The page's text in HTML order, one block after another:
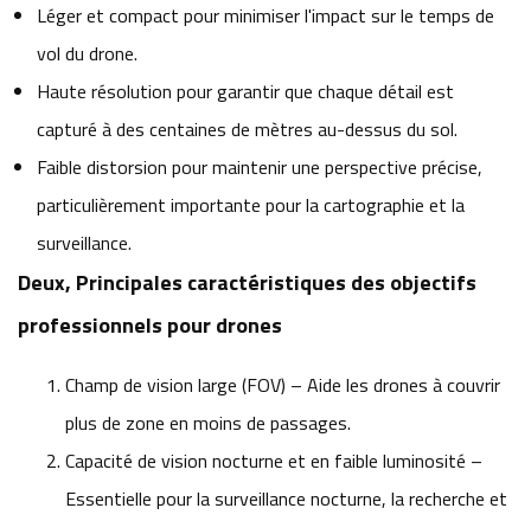
Léger et compact pour minimiser l'impact sur le temps de
vol du drone.
Haute résolution pour garantir que chaque détail est
capturé à des centaines de mètres au-dessus du sol.
Faible distorsion pour maintenir une perspective précise,
particulièrement importante pour la cartographie et la
surveillance.
Deux, Principales caractéristiques des objectifs
professionnels pour drones
Champ de vision large (FOV) – Aide les drones à couvrir
plus de zone en moins de passages.
Capacité de vision nocturne et en faible luminosité –
Essentielle pour la surveillance nocturne, la recherche et